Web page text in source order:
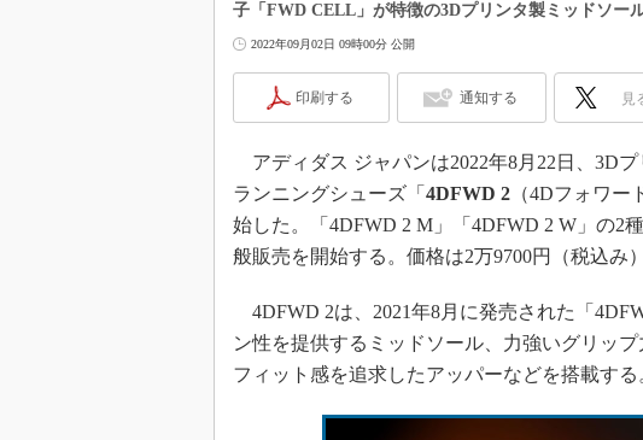
子「FWD CELL」が特徴の3Dプリンタ製ミッドソー
2022年09月02日 09時00分 公開
印刷する 通知する 見
アディダス ジャパンは2022年8月22日、3D
ランニングシューズ「 4DFWD 2 （4Dフォワー
始した。「4DFWD 2 M」「4DFWD 2 W」の2
般販売を開始する。価格は2万9700円（税込み）
4DFWD 2は、2021年8月に発売された「
ン性を提供するミッドソール、力強いグリッ
フィット感を追求したアッパーなどを搭載する